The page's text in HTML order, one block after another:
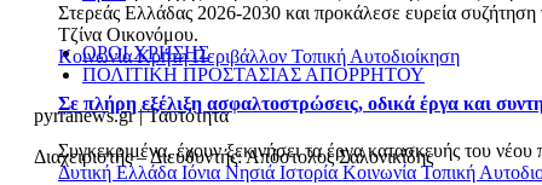
Στερεάς Ελλάδας 2026-2030 και προκάλεσε ευρεία συζήτηση
Τζίνα Οικονόμου.
ΚοινωνίαΚρήτηΠεριβάλλον Τοπική Αυτοδιοίκηση
Σε πλήρη εξέλιξη ασφαλτοστρώσεις, οδικά έργα και
Συγκεκριμένα, έχουν ξεκινήσει τα έργα κατασκευής του
Δυτική Ελλάδα Ιόνια Νησιά Ιστορία Κοινωνία Τοπική
ΟΡΟΙ ΧΡΗΣΗΣ
ΠΟΛΙΤΙΚΗ ΠΡΟΣΤΑΣΙΑΣ ΑΠΟΡΡΗΤΟΥ
pyrranews.gr | Ταυτότητα
Διαχειριστής – Διευθυντής: Απόστολος Σαλονικίδης